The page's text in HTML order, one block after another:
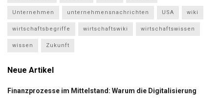
Unternehmen unternehmensnachrichten USA wiki
wirtschaftsbegriffe wirtschaftswiki wirtschaftswissen
wissen Zukunft
Neue Artikel
Finanzprozesse im Mittelstand: Warum die Digitalisierung